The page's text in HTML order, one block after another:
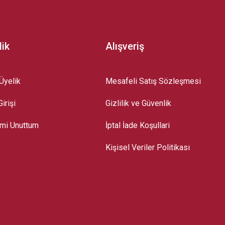
Unuttum
Alışveriş
Mesafeli Satış Sözleşmesi
Gizlilik ve Güvenlik
İptal İade Koşullari
Kişisel Veriler Politikası